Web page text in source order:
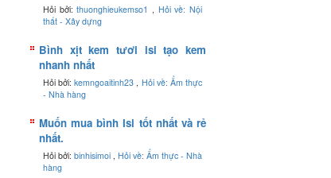
Hỏi bởi:thuonghieukemso1
Hỏi về: Nội
thất - Xây dựng
Bình xịt kem tươi isi tạo kem
nhanh nhất
Hỏi bởi:kemngoaitinh23
Hỏi về: Ẩm thực
- Nhà hàng
Muốn mua bình Isi tốt nhất và rẻ
nhất.
Hỏi bởi: binhisimoi Hỏi về: Ẩm thực - Nhà
hàng